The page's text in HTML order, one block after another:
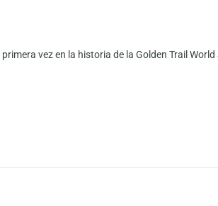
vez en la historia de la Golden Trail World